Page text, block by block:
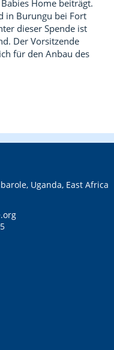
Home beiträgt.
in Burungu bei Fort
dieser Spende ist
Der Vorsitzende
für den Anbau des
Uganda, East Africa